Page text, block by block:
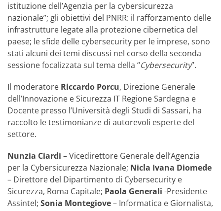
istituzione dell’Agenzia per la cybersicurezza
nazionale”; gli obiettivi del PNRR: il rafforzamento delle
infrastrutture legate alla protezione cibernetica del
paese; le sfide delle cybersecurity per le imprese, sono
stati alcuni dei temi discussi nel corso della seconda
sessione focalizzata sul tema della “Cybersecurity”.
Il moderatore Riccardo Porcu, Direzione Generale
dell’Innovazione e Sicurezza IT Regione Sardegna e
Docente presso l’Università degli Studi di Sassari, ha
raccolto le testimonianze di autorevoli esperte del
settore.
Nunzia Ciardi – Vicedirettore Generale dell’Agenzia
per la Cybersicurezza Nazionale; Nicla Ivana Diomede
– Direttore del Dipartimento di Cybersecurity e
Sicurezza, Roma Capitale; Paola Generali -Presidente
Assintel; Sonia Montegiove– Informatica e Giornalista,